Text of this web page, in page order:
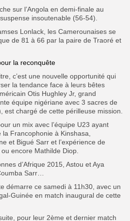
sur l’Angola en demi-finale au
insoutenable (56-54).
Lonlack, les Camerounaises se
de 81 à 66 par la paire de Traoré et
la reconquête
c’est une nouvelle opportunité qui
la tendance face à leurs bêtes
Otis Hughley Jr, grand
équipe nigériane avec 3 sacres de
est chargé de cette périlleuse mission.
un mix avec l’équipe U23 ayant
Francophonie à Kinshasa,
et Bigué Sarr et l’expérience de
encore Mathilde Diop.
d’Afrique 2015, Astou et Aya
Sarr…
démarre ce samedi à 11h30, avec un
Guinée en match inaugural de cette
pour leur 2ème et dernier match